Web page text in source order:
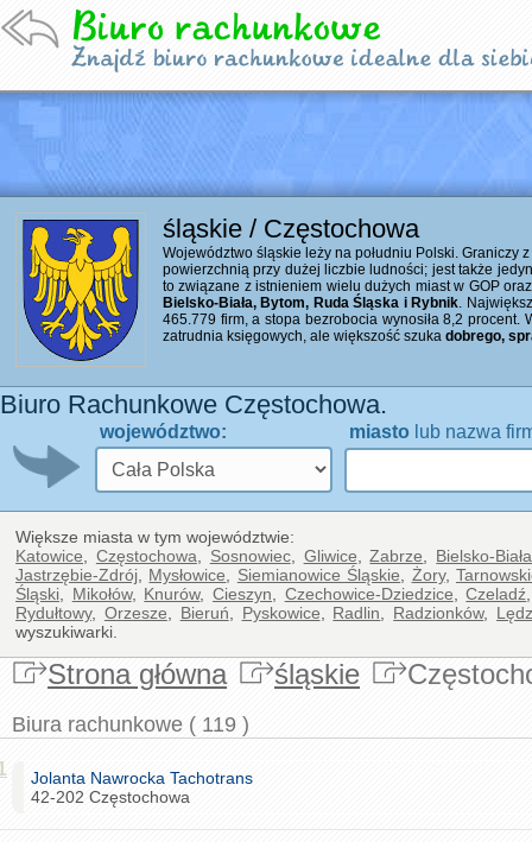
śląskie / Częstochowa
Województwo śląskie leży na południu Polski. Graniczy
powierzchnią przy dużej liczbie ludności; jest także
to związane z istnieniem wielu dużych miast w GOP
Bielsko-Biała, Bytom, Ruda Śląska i Rybnik.
465.779 firm, a stopa bezrobocia wynosiła 8,2
zatrudnia księgowych, ale większość szuka dobrego,
Biuro Rachunkowe Częstochowa.
województwo: miasto lub nazwa
Większe miasta w tym województwie:
Katowice
Częstochowa Sosnowiec, Gliwice ,Zabrze
Bielsko-Biała
Jastrzębie-Zdrój
Mysłowice Siemianowice Śląskie Żory,
Śląski
Mikołów, Knurów,Cieszyn Czechowice-Dziedzice ,Czeladź
Rydułtowy, Orzesze Bieruń Pyskowice Radlin Radzionków,
wyszukiwarki.
Strona główna śląskie
Biura rachunkowe ( 119 )
Jolanta Nawrocka Tachotrans
42-202 Częstochowa